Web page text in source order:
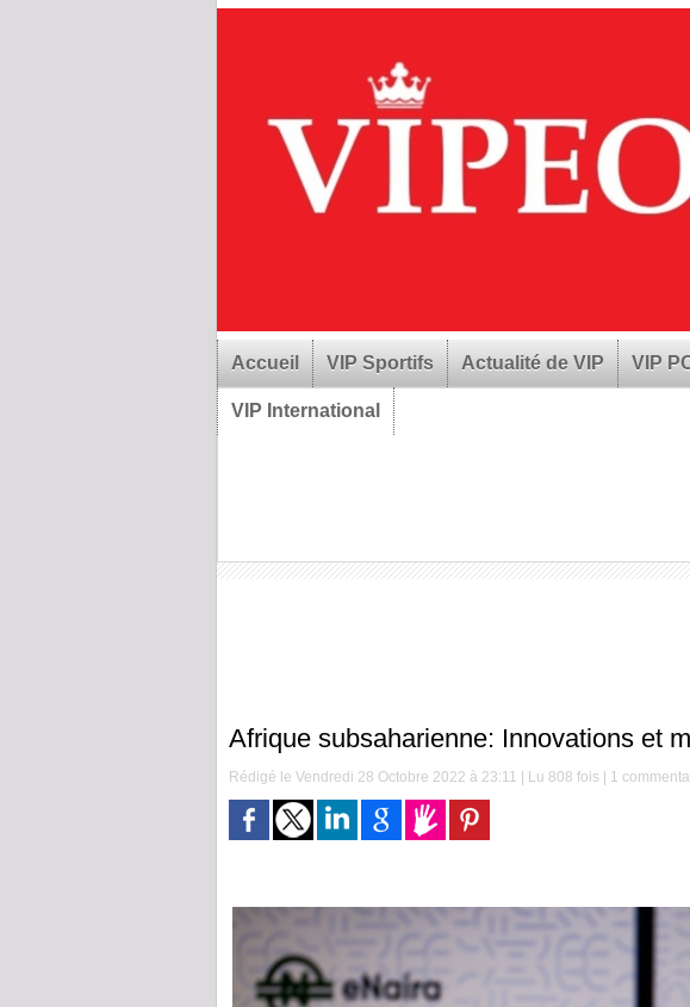
Accueil VIP Sportifs Actualité de VIP VIP
VIP International
Afrique subsaharienne: Innovations et
Rédigé le Vendredi 28 Octobre 2022 à 23:11 | Lu 808 fois | 1